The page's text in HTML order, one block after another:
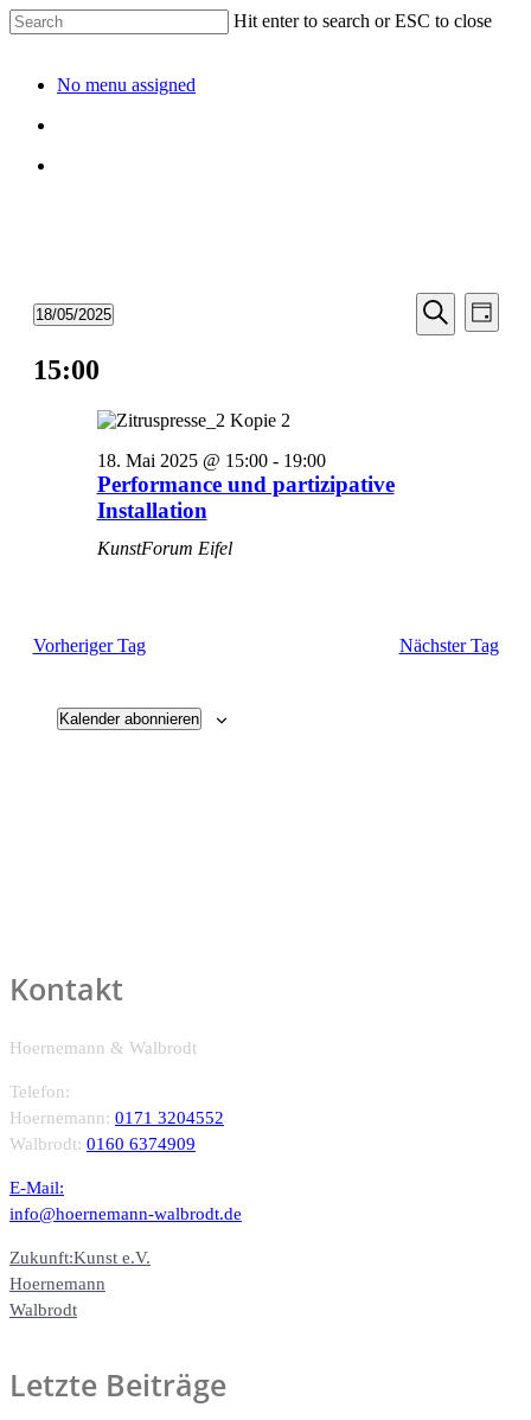
Hit enter to search or ESC to close
No menu assigned
Veranstaltungen
18.
Suche
Suche
Tag
18/05/2025
wählen.
15:00
Performance und partizipative
Installation
18. Mai 2025 @ 15:00- 19:00
KunstForum Eifel
Vorheriger Tag Nächster Tag
Kalender abonnieren
Kontakt
Hoernemann & Walbrodt
Telefon:
Hoernemann: 0171 3204552
Walbrodt: 0160 6374909
E-Mail:
info@hoernemann-walbrodt.de
Zukunft:Kunst e.V.
Hoernemann
Walbrodt
Letzte Beiträge